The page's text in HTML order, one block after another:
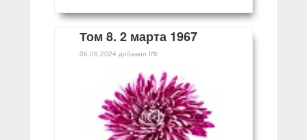
Том 8. 2 марта 1967
06.06.2024 добавил Irik